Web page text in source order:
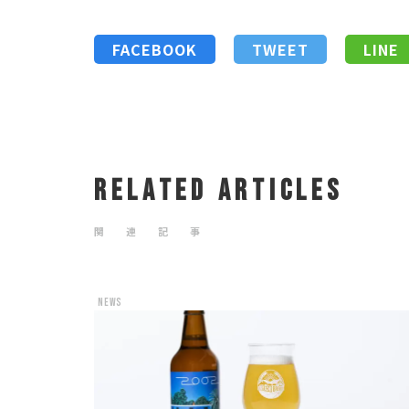
FACEBOOK TWEET LINE
RELATED ARTICLES
関 連 記 事
news